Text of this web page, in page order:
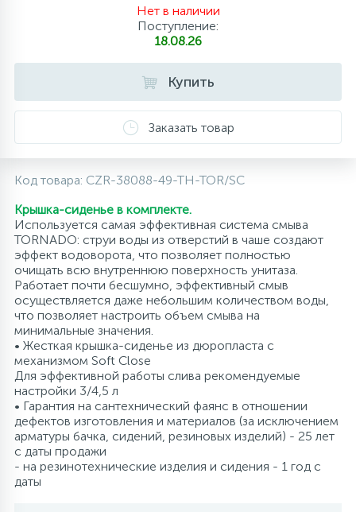
Напольные смесители
Нет в наличии
Поступление:
18.08.26
Купить
Заказать товар
Код товара: CZR-38088-49-TH-TOR/SC
Крышка-сиденье в комплекте.
Используется самая эффективная система смыва
TORNADO: струи воды из отверстий в чаше создают
эффект водоворота, что позволяет полностью
очищать всю внутреннюю поверхность унитаза.
Работает почти бесшумно, эффективный смыв
осуществляется даже небольшим количеством воды,
что позволяет настроить объем смыва на
минимальные значения.
• Жесткая крышка-сиденье из дюропласта с
механизмом Soft Close
Для эффективной работы слива рекомендуемые
настройки 3/4,5 л
• Гарантия на сантехнический фаянс в отношении
дефектов изготовления и материалов (за исключением
арматуры бачка, сидений, резиновых изделий) - 25 лет
с даты продажи
- на резинотехнические изделия и сидения - 1 год с
даты